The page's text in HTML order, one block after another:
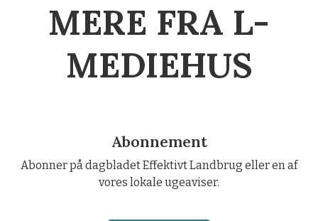
MERE FRA L-
MEDIEHUS
Abonnement
Abonner på dagbladet Effektivt Landbrug eller en af
vores lokale ugeaviser.